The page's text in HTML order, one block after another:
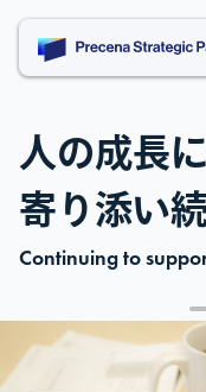
人の成長に
寄り添い
Continuing to